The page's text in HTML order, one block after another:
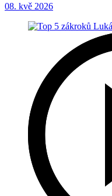
08. kvě 2026